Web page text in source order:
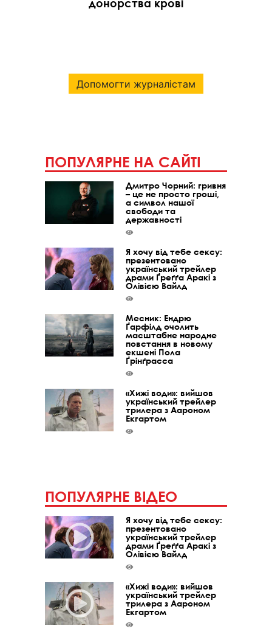
донорства крові
Допомогти журналістам
ПОПУЛЯРНЕ НА САЙТІ
Дмитро Чорний: гривня
– це не просто гроші,
а символ нашої
свободи та
державності
Я хочу від тебе сексу:
презентовано
український трейлер
драми Ґреґґа Аракі з
Олівією Вайлд
Месник: Ендрю
Ґарфілд очолить
масштабне народне
повстання в новому
екшені Пола
Ґрінґрасса
«Хижі води»: вийшов
український трейлер
трилера з Аароном
Екгартом
ПОПУЛЯРНЕ ВІДЕО
Я хочу від тебе сексу:
презентовано
український трейлер
драми Ґреґґа Аракі з
Олівією Вайлд
«Хижі води»: вийшов
український трейлер
трилера з Аароном
Екгартом